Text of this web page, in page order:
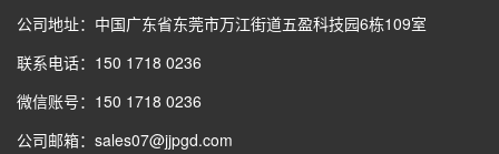
公司地址：中国广东省东莞市万江街道五盈科技园6栋109室
联系电话：150 1718 0236
微信账号：150 1718 0236
公司邮箱：sales07@jjpgd.com